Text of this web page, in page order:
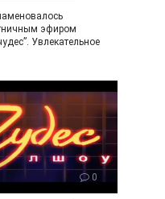
эфиром
Увлекательное
0